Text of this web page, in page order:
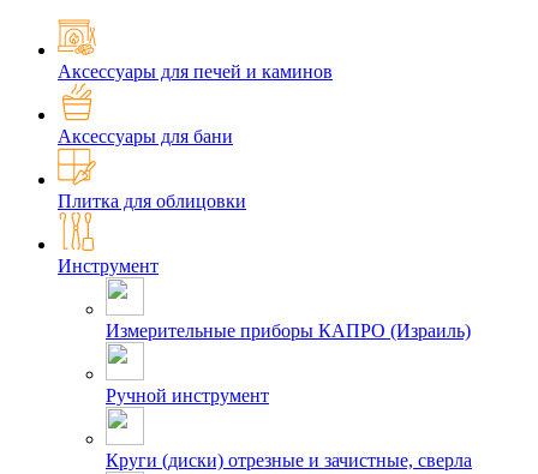
Аксессуары для печей и каминов
Аксессуары для бани
Плитка для облицовки
Инструмент
Измерительные приборы КАПРО (Израиль)
Ручной инструмент
Круги (диски) отрезные и зачистные, сверла